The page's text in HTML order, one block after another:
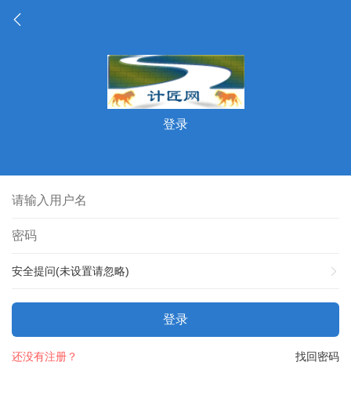
登录
安全提问(未设置请忽略)
登录
找回密码
还没有注册？